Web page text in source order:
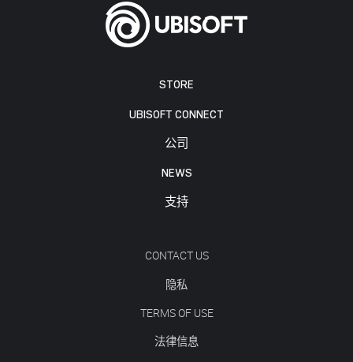
STORE
UBISOFT CONNECT
公司
NEWS
支持
CONTACT US
隐私
TERMS OF USE
法律信息